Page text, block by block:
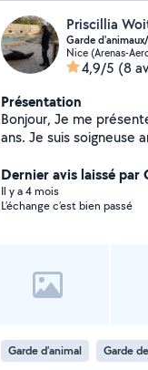
Priscillia
Garde
Nice (Arenas-
4,9/5 (8
Présentation
Bonjour, Je me
ans. Je suis soigneuse
ou alors vous aider dans leur
me contacter. Je vous
Dernier avis laissé par
Il y a 4 mois
L’échange c’est bien passé
Garde d’animal Garde